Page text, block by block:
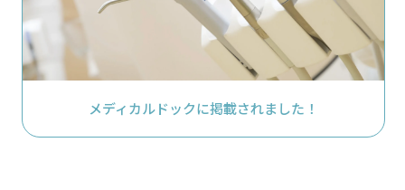
メディカルドックに掲載されました！